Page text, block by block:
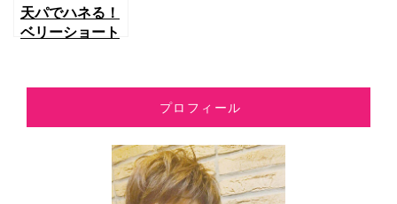
天パでハネる！
ベリーショート
フォーの魅力を
長さって？
プロフィール